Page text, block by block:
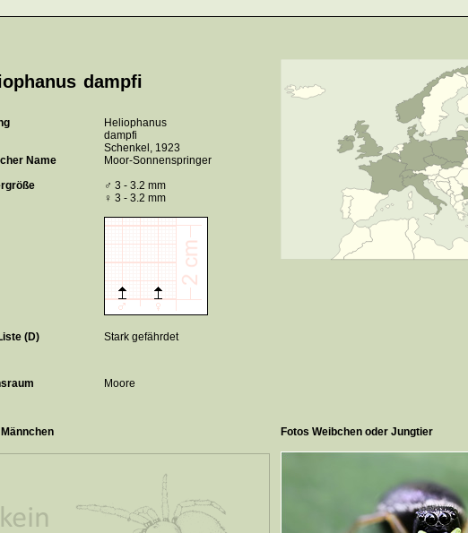
dampfi
Heliophanus
dampfi
Schenkel, 1923
Name
Moor-Sonnenspringer
♂ 3 - 3.2 mm
♀ 3 - 3.2 mm
(D) Stark gefährdet
Moore
Fotos Weibchen oder Jungtier